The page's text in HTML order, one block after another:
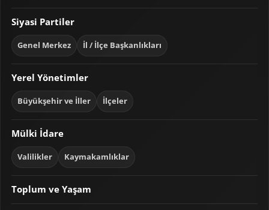
Siyasi Partiler
Genel Merkez İl / İlçe Başkanlıkları
Yerel Yönetimler
Büyükşehir ve İller İlçeler
Mülki İdare
Valilikler Kaymakamlıklar
Toplum ve Yaşam